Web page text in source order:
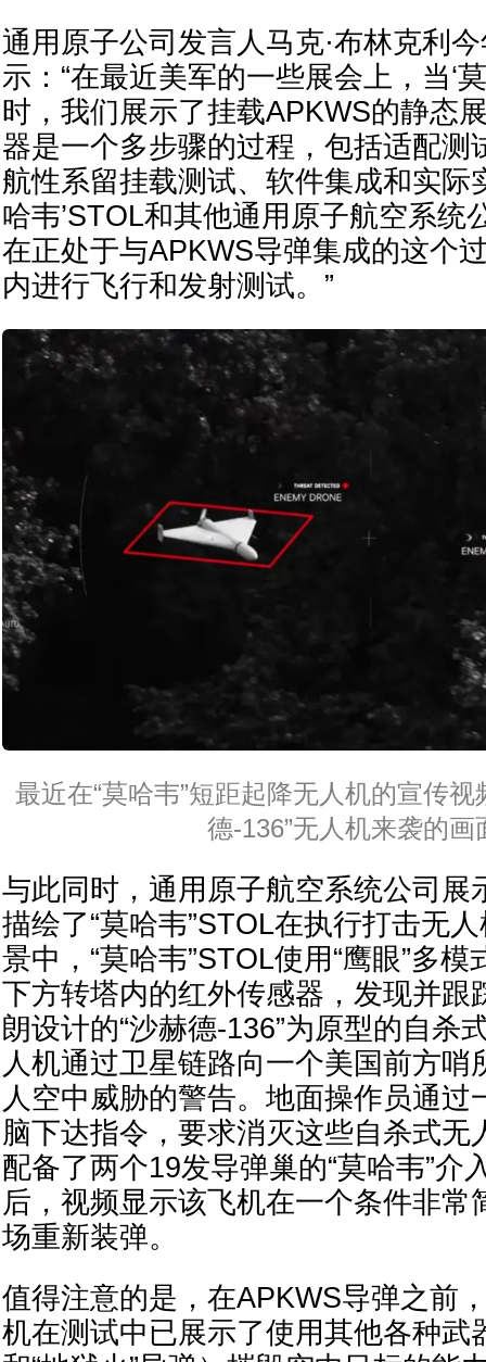
通用原子公司发言人马克·布林克利
示：“在最近美军的一些展会上，当‘
时，我们展示了挂载APKWS的静态
器是一个多步骤的过程，包括适配测
航性系留挂载测试、软件集成和实际
哈韦’STOL和其他通用原子航空系统
在正处于与APKWS导弹集成的这个
内进行飞行和发射测试。”
最近在“莫哈韦”短距起降无人机的宣传视
德-136”无人机来袭的画
与此同时，通用原子航空系统公司展
描绘了“莫哈韦”STOL在执行打击无
景中，“莫哈韦”STOL使用“鹰眼”多
下方转塔内的红外传感器，发现并跟
朗设计的“沙赫德-136”为原型的自杀
人机通过卫星链路向一个美国前方哨
人空中威胁的警告。地面操作员通过
脑下达指令，要求消灭这些自杀式无
配备了两个19发导弹巢的“莫哈韦”介
后，视频显示该飞机在一个条件非常
场重新装弹。
值得注意的是，在APKWS导弹之前
机在测试中已展示了使用其他各种武